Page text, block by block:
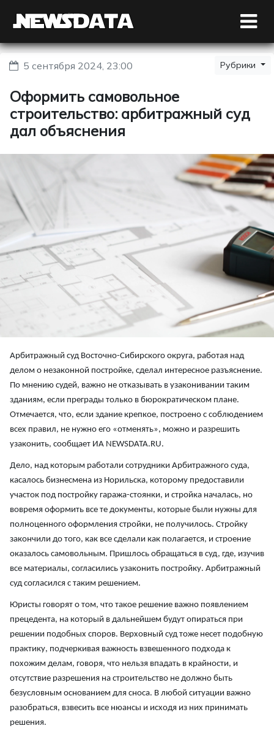
5 сентября 2024, 23:00 Рубрики
Оформить самовольное
строительство: арбитражный суд
дал объяснения
Арбитражный суд Восточно-Сибирского округа, работая над
делом о незаконной постройке, сделал интересное разъяснение.
По мнению судей, важно не отказывать в узаконивании таким
зданиям, если преграды только в бюрократическом плане.
Отмечается, что, если здание крепкое, построено с соблюдением
всех правил, не нужно его «отменять», можно и разрешить
узаконить, сообщает ИА NEWSDATA.RU.
Дело, над которым работали сотрудники Арбитражного суда,
касалось бизнесмена из Норильска, которому предоставили
участок под постройку гаража-стоянки, и стройка началась, но
вовремя оформить все те документы, которые были нужны для
полноценного оформления стройки, не получилось. Стройку
закончили до того, как все сделали как полагается, и строение
оказалось самовольным. Пришлось обращаться в суд, где, изучив
все материалы, согласились узаконить постройку. Арбитражный
суд согласился с таким решением.
Юристы говорят о том, что такое решение важно появлением
прецедента, на который в дальнейшем будут опираться при
решении подобных споров. Верховный суд тоже несет подобную
практику, подчеркивая важность взвешенного подхода к
похожим делам, говоря, что нельзя впадать в крайности, и
отсутствие разрешения на строительство не должно быть
безусловным основанием для сноса. В любой ситуации важно
разобраться, взвесить все нюансы и исходя из них принимать
решения.